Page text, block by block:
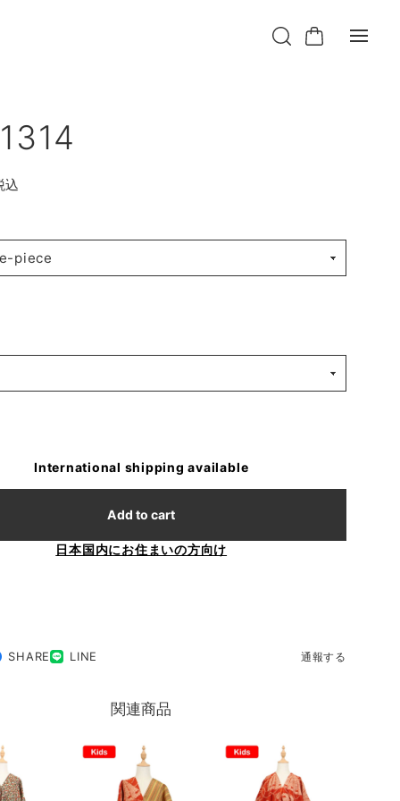
込
International shipping available
Add to cart
日本国内にお住まいの方向け
SHARE LINE 通報する
関連商品